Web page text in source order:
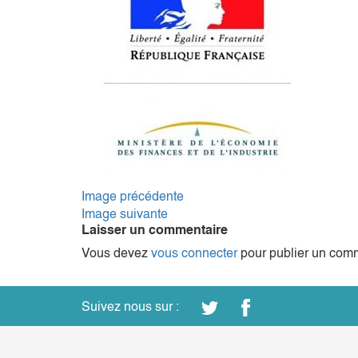
Image précédente
Image suivante
Laisser un commentaire
Vous devez vous connecterpour publier un
Suivez nous sur :